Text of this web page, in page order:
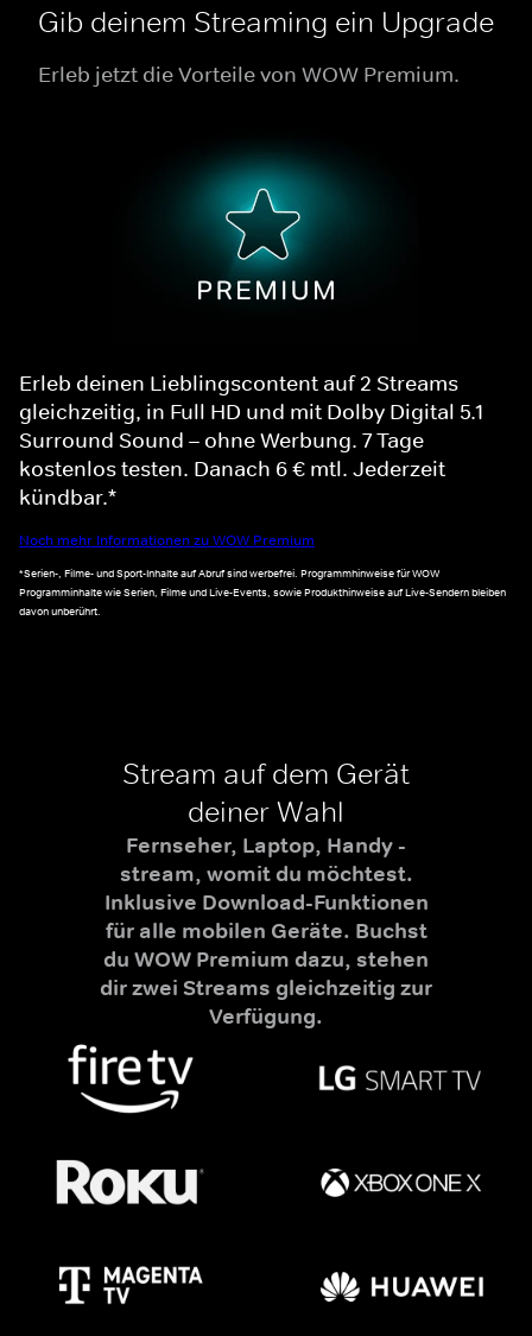
Gib deinem Streaming ein Upgrade
Erleb jetzt die Vorteile von WOW Premium.
Erleb deinen Lieblingscontent auf 2 Streams
gleichzeitig, in Full HD und mit Dolby Digital 5.1
Surround Sound – ohne Werbung. 7 Tage
kostenlos testen. Danach 6 € mtl. Jederzeit
kündbar.*
Noch mehr Informationen zu WOW Premium
*Serien-, Filme- und Sport-Inhalte auf Abruf sind werbefrei. Programmhinweise für WOW
Programminhalte wie Serien, Filme und Live-Events, sowie Produkthinweise auf Live-Sendern bleiben
davon unberührt.
Stream auf dem Gerät
deiner Wahl
Fernseher, Laptop, Handy -
stream, womit du möchtest.
Inklusive Download-Funktionen
für alle mobilen Geräte. Buchst
du WOW Premium dazu, stehen
dir zwei Streams gleichzeitig zur
Verfügung.